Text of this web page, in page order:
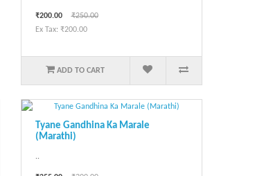
₹200.00
₹250.00
Ex Tax: ₹200.00
ADD TO CART
Tyane Gandhina Ka Marale
(Marathi)
..